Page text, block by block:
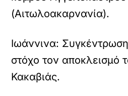
(Αιτωλοακαρνανία).
Ιωάννινα:
στόχο τον αποκλεισμό
Κακαβιάς.